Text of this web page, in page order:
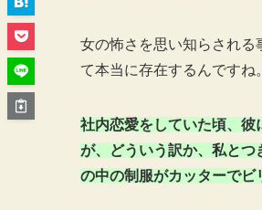
女の怖さを思い知らされる
て本当に存在するんですね。
社内恋愛をしていた頃、
が、どういう訳か、私とつ
の中の制服がカッターでビ